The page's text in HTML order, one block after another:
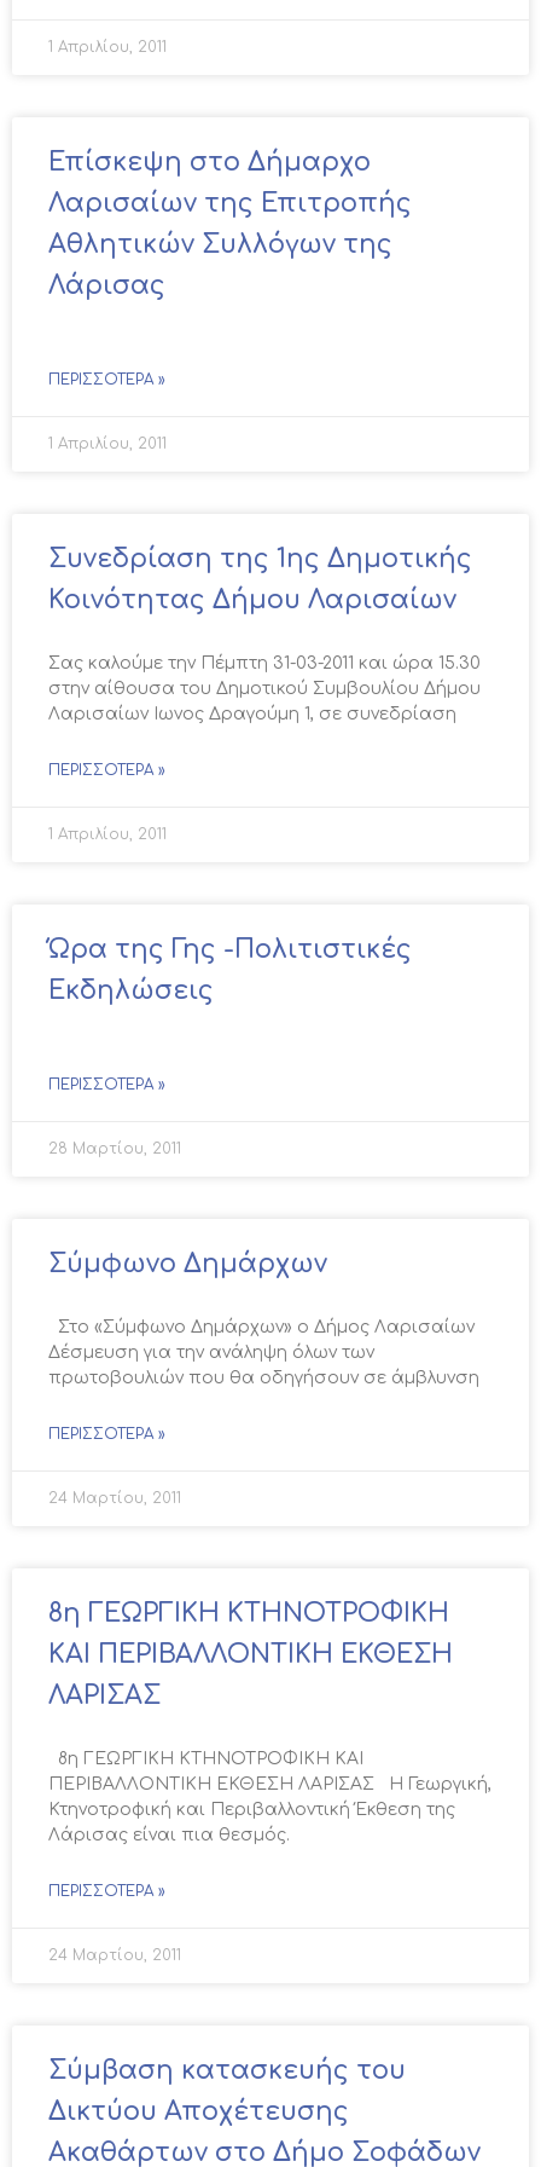
1 Απριλίου, 2011
Επίσκεψη στο Δήμαρχο
Λαρισαίων της Επιτροπής
Αθλητικών Συλλόγων της
Λάρισας
ΠΕΡΙΣΣΌΤΕΡΑ »
1 Απριλίου, 2011
Συνεδρίαση της 1ης Δημοτικής
Κοινότητας Δήμου Λαρισαίων
Σας καλούμε την Πέμπτη 31-03-2011 και ώρα 15.30
στην αίθουσα του Δημοτικού Συμβουλίου Δήμου
Λαρισαίων Ιωνος Δραγούμη 1, σε συνεδρίαση
ΠΕΡΙΣΣΌΤΕΡΑ »
1 Απριλίου, 2011
Ώρα της Γης -Πολιτιστικές
Εκδηλώσεις
ΠΕΡΙΣΣΌΤΕΡΑ »
28 Μαρτίου, 2011
Σύμφωνο Δημάρχων
Στο «Σύμφωνο Δημάρχων» ο Δήμος Λαρισαίων
Δέσμευση για την ανάληψη όλων των
πρωτοβουλιών που θα οδηγήσουν σε άμβλυνση
ΠΕΡΙΣΣΌΤΕΡΑ »
24 Μαρτίου, 2011
8η ΓΕΩΡΓΙΚΗ ΚΤΗΝΟΤΡΟΦΙΚΗ
ΚΑΙ ΠΕΡΙΒΑΛΛΟΝΤΙΚΗ ΕΚΘΕΣΗ
ΛΑΡΙΣΑΣ
8η ΓΕΩΡΓΙΚΗ ΚΤΗΝΟΤΡΟΦΙΚΗ ΚΑΙ
ΠΕΡΙΒΑΛΛΟΝΤΙΚΗ ΕΚΘΕΣΗ ΛΑΡΙΣΑΣ Η Γεωργική,
Κτηνοτροφική και Περιβαλλοντική Έκθεση της
Λάρισας είναι πια θεσμός.
ΠΕΡΙΣΣΌΤΕΡΑ »
24 Μαρτίου, 2011
Σύμβαση κατασκευής του
Δικτύου Αποχέτευσης
Ακαθάρτων στο Δήμο Σοφάδων